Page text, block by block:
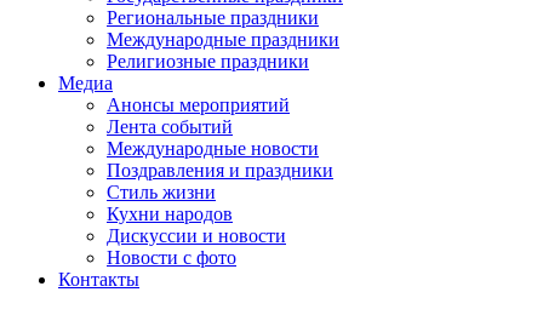
Региональные праздники
Международные праздники
Религиозные праздники
Медиа
Анонсы мероприятий
Лента событий
Международные новости
Поздравления и праздники
Cтиль жизни
Кухни народов
Дискуссии и новости
Новости с фото
Контакты